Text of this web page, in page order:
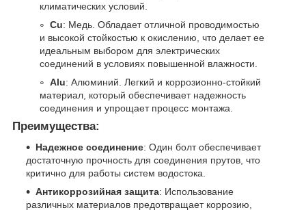
климатических условий.
Cu: Медь. Обладает отличной проводимостью
и высокой стойкостью к окислению, что делает ее
идеальным выбором для электрических
соединений в условиях повышенной влажности.
Alu: Алюминий. Легкий и коррозионно-стойкий
материал, который обеспечивает надежность
соединения и упрощает процесс монтажа.
Преимущества:
Надежное соединение: Один болт обеспечивает
достаточную прочность для соединения прутов, что
критично для работы систем водостока.
Антикоррозийная защита: Использование
различных материалов предотвращает коррозию,